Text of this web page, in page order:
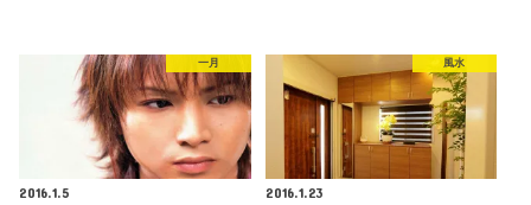
一月
2016.1.5
風水
2016.1.23